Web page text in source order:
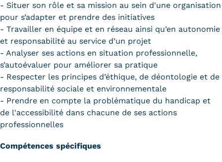
- Situer son rôle et sa mission au sein d'une organisation
pour s’adapter et prendre des initiatives
- Travailler en équipe et en réseau ainsi qu’en autonomie
et responsabilité au service d’un projet
- Analyser ses actions en situation professionnelle,
s’autoévaluer pour améliorer sa pratique
- Respecter les principes d’éthique, de déontologie et de
responsabilité sociale et environnementale
- Prendre en compte la problématique du handicap et
de l'accessibilité dans chacune de ses actions
professionnelles
Compétences spécifiques